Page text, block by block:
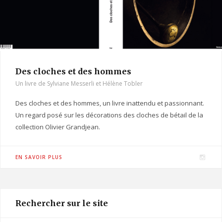
Des cloches et des hommes
Un livre de Sylviane Messerli et Hélène Tobler
Des cloches et des hommes, un livre inattendu et passionnant.
Un regard posé sur les décorations des cloches de bétail de la
collection Olivier Grandjean.
EN SAVOIR PLUS
I
Rechercher sur le site